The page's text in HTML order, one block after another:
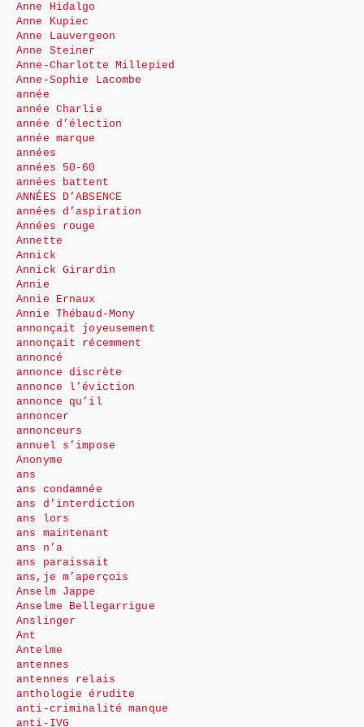
Anne Hidalgo
Anne Kupiec
Anne Lauvergeon
Anne Steiner
Anne-Charlotte Millepied
Anne-Sophie Lacombe
année
année Charlie
année d’élection
année marque
années
années 50-60
années battent
ANNÉES D’ABSENCE
années d’aspiration
Années rouge
Annette
Annick
Annick Girardin
Annie
Annie Ernaux
Annie Thébaud-Mony
annonçait joyeusement
annonçait récemment
annoncé
annonce discrète
annonce l’éviction
annonce qu’il
annoncer
annonceurs
annuel s’impose
Anonyme
ans
ans condamnée
ans d’interdiction
ans lors
ans maintenant
ans n’a
ans paraissait
ans,je m’aperçois
Anselm Jappe
Anselme Bellegarrigue
Anslinger
Ant
Antelme
antennes
antennes relais
anthologie érudite
anti-criminalité manque
anti-IVG